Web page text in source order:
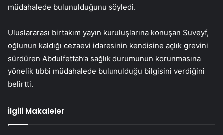
müdahalede bulunulduğunu söyledi.
Uluslararası birtakım yayın kuruluşlarına konuşan Suveyf,
oğlunun kaldığı cezaevi idaresinin kendisine açlık grevini
sürdüren Abdulfettah’a sağlık durumunun korunmasına
yönelik tıbbi müdahalede bulunulduğu bilgisini verdiğini
belirtti.
İlgili Makaleler